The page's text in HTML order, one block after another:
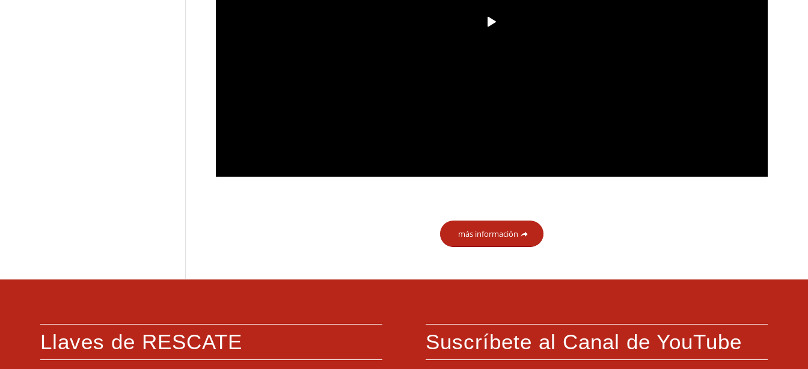
más información
Llaves de RESCATE Suscríbete al Canal de YouTube